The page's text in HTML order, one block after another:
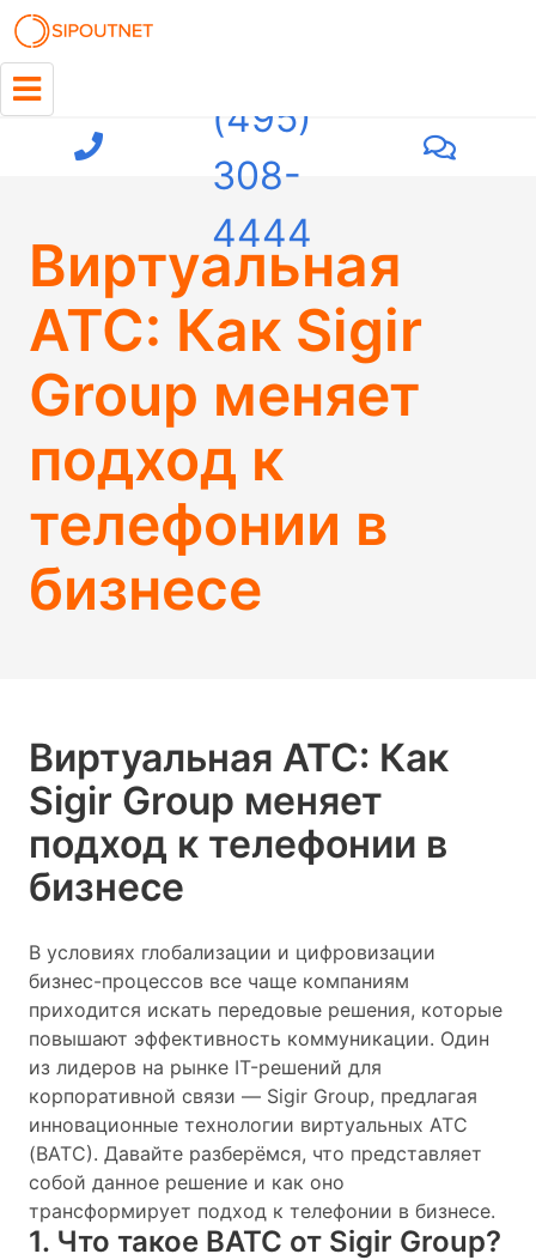
(495)
308-
4444
Виртуальная
АТС: Как Sigir
Group меняет
подход к
телефонии в
бизнесе
Виртуальная АТС: Как
Sigir Group меняет
подход к телефонии в
бизнесе
В условиях глобализации и цифровизации
бизнес-процессов все чаще компаниям
приходится искать передовые решения, которые
повышают эффективность коммуникации. Один
из лидеров на рынке IT-решений для
корпоративной связи — Sigir Group, предлагая
инновационные технологии виртуальных АТС
(ВАТС). Давайте разберёмся, что представляет
собой данное решение и как оно
трансформирует подход к телефонии в бизнесе.
1. Что такое ВАТС от Sigir Group?